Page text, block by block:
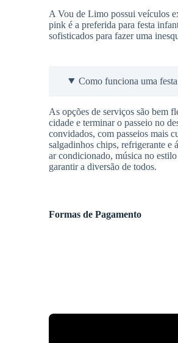
A Vou de Limo possui veículos
pink é a preferida para festa
sofisticados para fazer uma
Como funciona uma
As opções de serviços são bem
cidade e terminar o passeio no
convidados, com passeios mais
salgadinhos chips, refrigerante e
ar condicionado, música no
garantir a diversão de todos.
Formas de Pagamento